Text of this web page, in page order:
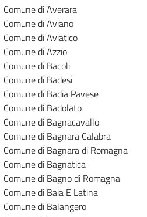
Comune di Averara
Comune di Aviano
Comune di Aviatico
Comune di Azzio
Comune di Bacoli
Comune di Badesi
Comune di Badia Pavese
Comune di Badolato
Comune di Bagnacavallo
Comune di Bagnara Calabra
Comune di Bagnara di Romagna
Comune di Bagnatica
Comune di Bagno di Romagna
Comune di Baia E Latina
Comune di Balangero